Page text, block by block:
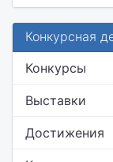
Конкурсная
Конкурсы
Выставки
Достижения